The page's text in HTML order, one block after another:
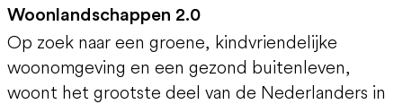
Woonlandschappen 2.0
Op zoek naar een groene, kindvriendelijke
woonomgeving en een gezond buitenleven,
woont het grootste deel van de Nederlanders in